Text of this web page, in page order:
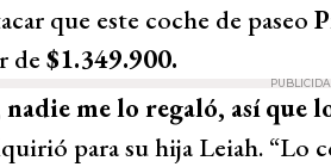
que este coche de paseo
de $1.349.900.
me lo regaló, así que
para su hija Leiah. “Lo